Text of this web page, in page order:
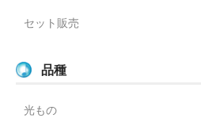
セット販売
品種
光もの